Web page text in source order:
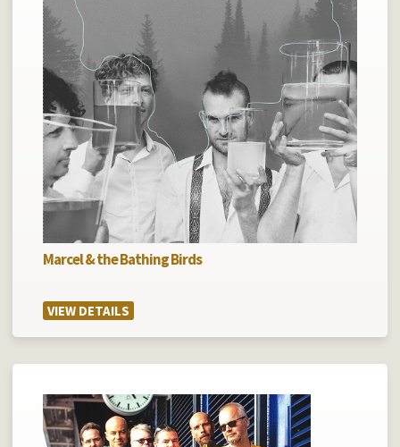
Marcel & the Bathing Birds
VIEW DETAILS